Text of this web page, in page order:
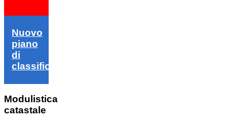
Nuovo
piano
di
classifica
Modulistica
catastale